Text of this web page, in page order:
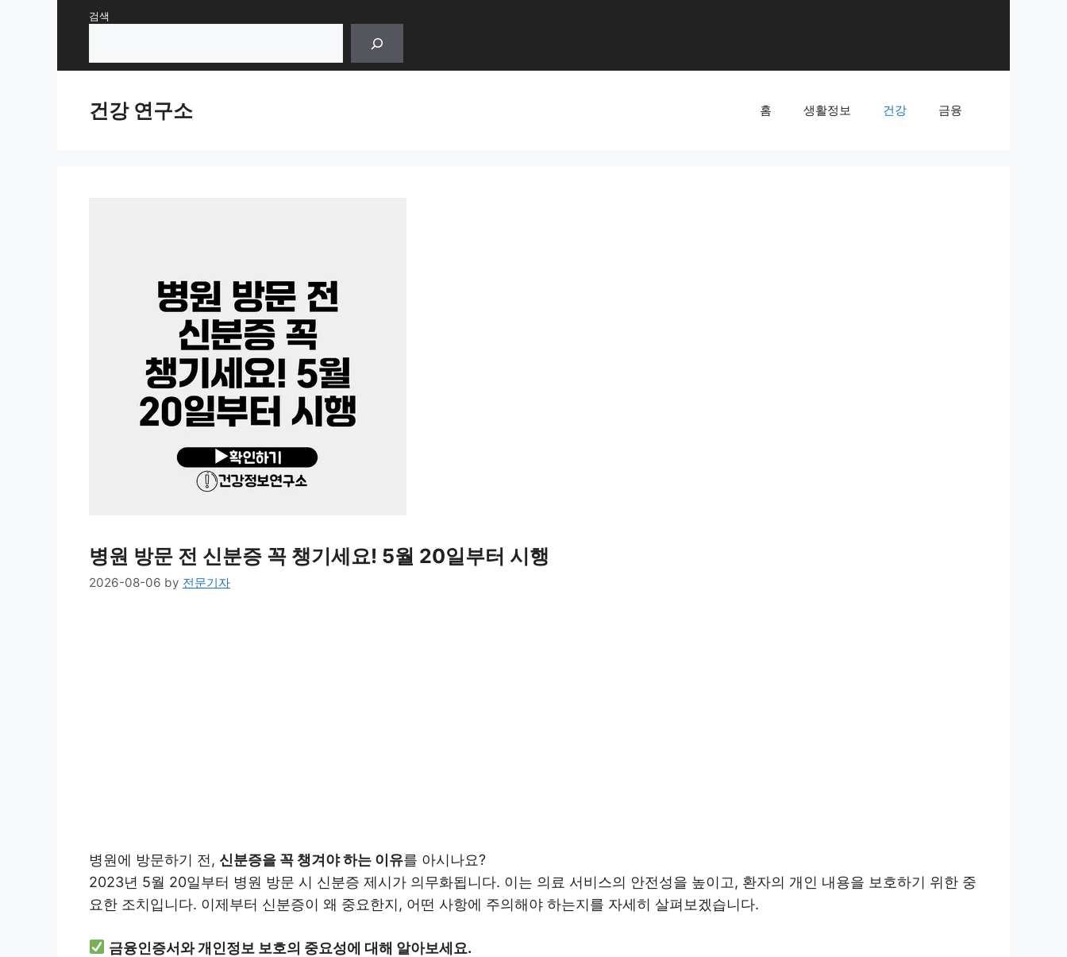
검색
건강 연구소 홈 생활정보 건강 금융
병원 방문 전 신분증 꼭 챙기세요! 5월 20일부터 시행
2026-08-06 by 전문기자
병원에 방문하기 전, 신분증을 꼭 챙겨야 하는 이유를 아시나요?
2023년 5월 20일부터 병원 방문 시 신분증 제시가 의무화됩니다. 이는 의료 서비스의 안전성을 높이고, 환자의 개인 내용을 보호하기 위한 중
요한 조치입니다. 이제부터 신분증이 왜 중요한지, 어떤 사항에 주의해야 하는지를 자세히 살펴보겠습니다.
금융인증서와 개인정보 보호의 중요성에 대해 알아보세요.